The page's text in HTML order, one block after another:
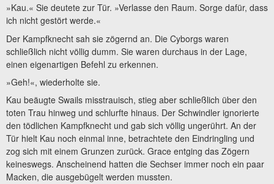
»Kau.« Sie deutete zur Tür. »Verlasse den Raum. Sorge dafür, dass
ich nicht gestört werde.«
Der Kampfknecht sah sie zögernd an. Die Cyborgs waren
schließlich nicht völlig dumm. Sie waren durchaus in der Lage,
einen eigenartigen Befehl zu erkennen.
»Geh!«, wiederholte sie.
Kau beäugte Swails misstrauisch, stieg aber schließlich über den
toten Trau hinweg und schlurfte hinaus. Der Schwindler ignorierte
den tödlichen Kampfknecht und gab sich völlig ungerührt. An der
Tür hielt Kau noch einmal inne, betrachtete den Eindringling und
zog sich mit einem Grunzen zurück. Grace entging das Zögern
keineswegs. Anscheinend hatten die Sechser immer noch ein paar
Macken, die ausgebügelt werden mussten.